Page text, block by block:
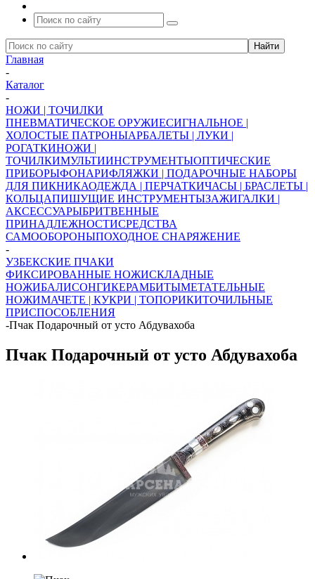
Главная
-
Каталог
-
НОЖИ | ТОЧИЛКИ
ПНЕВМАТИЧЕСКОЕ ОРУЖИЕСИГНАЛЬНОЕ |
ХОЛОСТЫЕ ПАТРОНЫАРБАЛЕТЫ | ЛУКИ |
РОГАТКИНОЖИ |
ТОЧИЛКИМУЛЬТИИНСТРУМЕНТЫОПТИЧЕСКИЕ
ПРИБОРЫФОНАРИФЛЯЖКИ | ПОДАРОЧНЫЕ НАБОРЫ
ДЛЯ ПИКНИКАОДЕЖДА | ПЕРЧАТКИЧАСЫ | БРАСЛЕТЫ |
КОЛЬЦАПИШУЩИЕ ИНСТРУМЕНТЫЗАЖИГАЛКИ |
АКСЕССУАРЫБРИТВЕННЫЕ
ПРИНАДЛЕЖНОСТИСРЕДСТВА
САМООБОРОНЫПОХОДНОЕ СНАРЯЖЕНИЕ
-
УЗБЕКСКИЕ ПЧАКИ
ФИКСИРОВАННЫЕ НОЖИСКЛАДНЫЕ
НОЖИБАЛИСОНГИКЕРАМБИТЫМЕТАТЕЛЬНЫЕ
НОЖИМАЧЕТЕ | КУКРИ | ТОПОРИКИТОЧИЛЬНЫЕ
ПРИСПОСОБЛЕНИЯ
-Пчак Подарочный от усто Абдувахоба
Пчак Подарочный от усто Абдувахоба